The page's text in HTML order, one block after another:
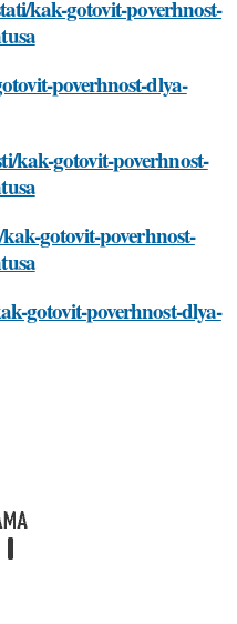
kak-gotovit-poverhnost-
poverhnost-dlya-
kak-gotovit-poverhnost-
gotovit-poverhnost-
gotovit-poverhnost-dlya-